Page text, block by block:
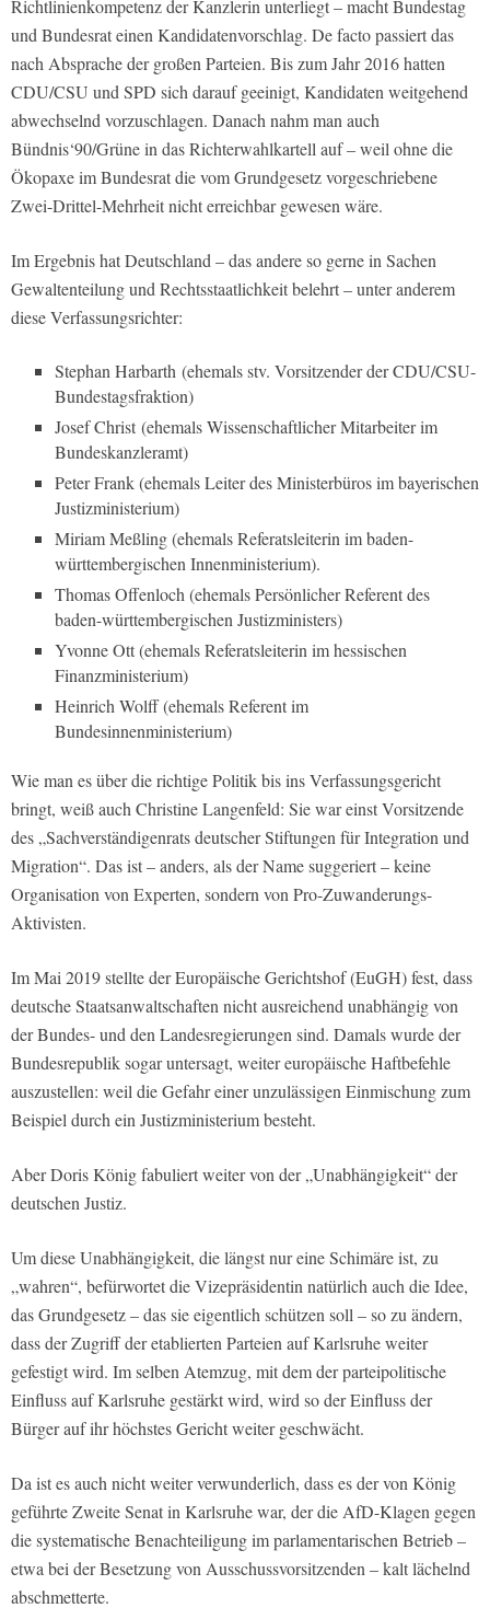
Richtlinienkompetenz der Kanzlerin unterliegt – macht Bundestag
und Bundesrat einen Kandidatenvorschlag. De facto passiert das
nach Absprache der großen Parteien. Bis zum Jahr 2016 hatten
CDU/CSU und SPD sich darauf geeinigt, Kandidaten weitgehend
abwechselnd vorzuschlagen. Danach nahm man auch
Bündnis‘90/Grüne in das Richterwahlkartell auf – weil ohne die
Ökopaxe im Bundesrat die vom Grundgesetz vorgeschriebene
Zwei-Drittel-Mehrheit nicht erreichbar gewesen wäre.
Im Ergebnis hat Deutschland – das andere so gerne in Sachen
Gewaltenteilung und Rechtsstaatlichkeit belehrt – unter anderem
diese Verfassungsrichter:
Stephan Harbarth (ehemals stv. Vorsitzender der CDU/CSU-
Bundestagsfraktion)
Josef Christ (ehemals Wissenschaftlicher Mitarbeiter im
Bundeskanzleramt)
Peter Frank (ehemals Leiter des Ministerbüros im bayerischen
Justizministerium)
Miriam Meßling (ehemals Referatsleiterin im baden-
württembergischen Innenministerium).
Thomas Offenloch (ehemals Persönlicher Referent des
baden-württembergischen Justizministers)
Yvonne Ott (ehemals Referatsleiterin im hessischen
Finanzministerium)
Heinrich Wolff (ehemals Referent im
Bundesinnenministerium)
Wie man es über die richtige Politik bis ins Verfassungsgericht
bringt, weiß auch Christine Langenfeld: Sie war einst Vorsitzende
des „Sachverständigenrats deutscher Stiftungen für Integration und
Migration“. Das ist – anders, als der Name suggeriert – keine
Organisation von Experten, sondern von Pro-Zuwanderungs-
Aktivisten.
Im Mai 2019 stellte der Europäische Gerichtshof (EuGH) fest, dass
deutsche Staatsanwaltschaften nicht ausreichend unabhängig von
der Bundes- und den Landesregierungen sind. Damals wurde der
Bundesrepublik sogar untersagt, weiter europäische Haftbefehle
auszustellen: weil die Gefahr einer unzulässigen Einmischung zum
Beispiel durch ein Justizministerium besteht.
Aber Doris König fabuliert weiter von der „Unabhängigkeit“ der
deutschen Justiz.
Um diese Unabhängigkeit, die längst nur eine Schimäre ist, zu
„wahren“, befürwortet die Vizepräsidentin natürlich auch die Idee,
das Grundgesetz – das sie eigentlich schützen soll – so zu ändern,
dass der Zugriff der etablierten Parteien auf Karlsruhe weiter
gefestigt wird. Im selben Atemzug, mit dem der parteipolitische
Einfluss auf Karlsruhe gestärkt wird, wird so der Einfluss der
Bürger auf ihr höchstes Gericht weiter geschwächt.
Da ist es auch nicht weiter verwunderlich, dass es der von König
geführte Zweite Senat in Karlsruhe war, der die AfD-Klagen gegen
die systematische Benachteiligung im parlamentarischen Betrieb –
etwa bei der Besetzung von Ausschussvorsitzenden – kalt lächelnd
abschmetterte.